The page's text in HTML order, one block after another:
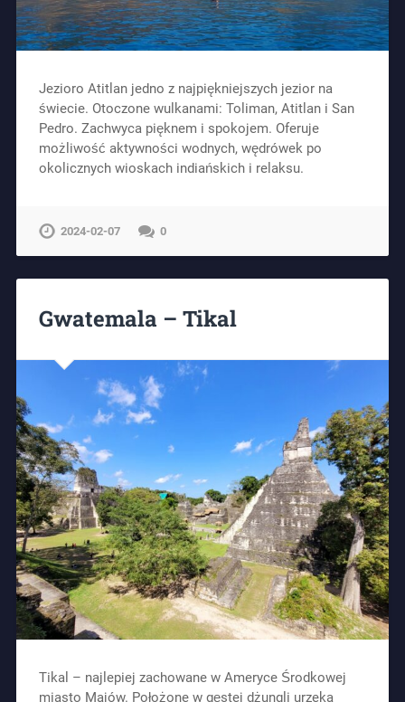
Jezioro Atitlan jedno z najpiękniejszych jezior na
świecie. Otoczone wulkanami: Toliman, Atitlan i San
Pedro. Zachwyca pięknem i spokojem. Oferuje
możliwość aktywności wodnych, wędrówek po
okolicznych wioskach indiańskich i relaksu.
2024-02-07 0
Gwatemala – Tikal
Tikal – najlepiej zachowane w Ameryce Środkowej
miasto Majów. Położone w gęstej dżungli urzeka